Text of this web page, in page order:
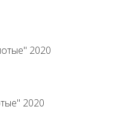
2020
2020